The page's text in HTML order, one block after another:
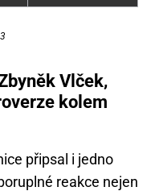
Vlček,
kolem
připsal i jedno
reakce nejen